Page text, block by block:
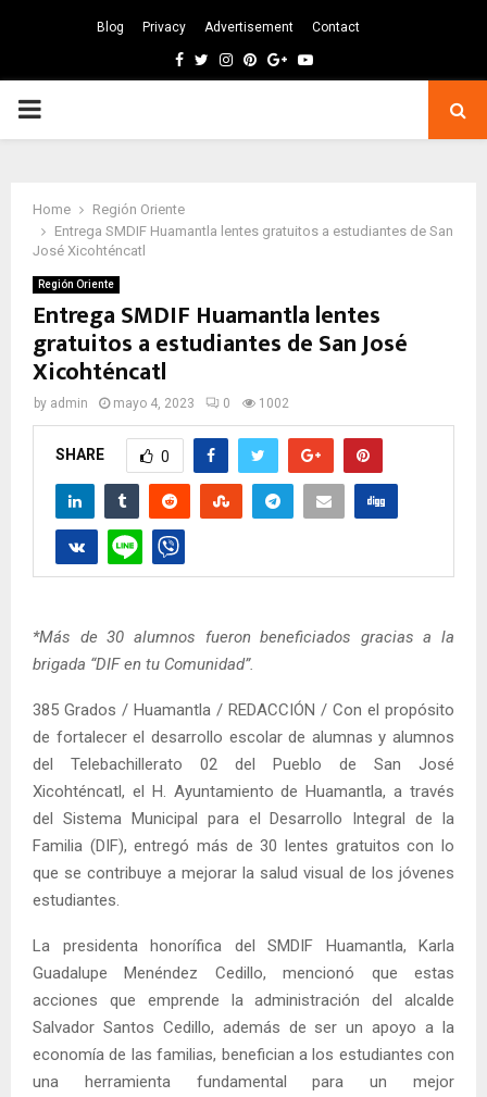
Blog Privacy Advertisement Contact
Facebook
TwitterInstagram
Pinterest
GoogleYoutube
PRIMARY
Home
Región Oriente
Entrega SMDIF Huamantla lentes gratuitos a estudiantes de San
José Xicohténcatl
Región Oriente
Entrega SMDIF Huamantla lentes
gratuitos a estudiantes de San José
Xicohténcatl
by admin mayo 4, 2023 0 1002
SHARE 0
*Más de 30 alumnos fueron beneficiados gracias a la
brigada “DIF en tu Comunidad”.
385 Grados / Huamantla / REDACCIÓN / Con el propósito
de fortalecer el desarrollo escolar de alumnas y alumnos
del Telebachillerato 02 del Pueblo de San José
Xicohténcatl, el H. Ayuntamiento de Huamantla, a través
del Sistema Municipal para el Desarrollo Integral de la
Familia (DIF), entregó más de 30 lentes gratuitos con lo
que se contribuye a mejorar la salud visual de los jóvenes
estudiantes.
La presidenta honorífica del SMDIF Huamantla, Karla
Guadalupe Menéndez Cedillo, mencionó que estas
acciones que emprende la administración del alcalde
Salvador Santos Cedillo, además de ser un apoyo a la
economía de las familias, benefician a los estudiantes con
una herramienta fundamental para un mejor